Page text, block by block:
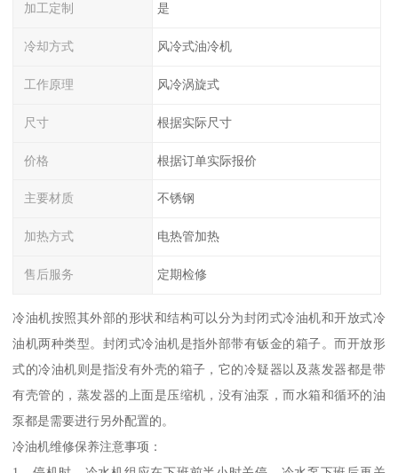
加工定制 是
冷却方式 风冷式油冷机
工作原理 风冷涡旋式
尺寸 根据实际尺寸
价格 根据订单实际报价
主要材质 不锈钢
加热方式 电热管加热
售后服务 定期检修
冷油机按照其外部的形状和结构可以分为封闭式冷油机和开放式冷
油机两种类型。封闭式冷油机是指外部带有钣金的箱子。而开放形
式的冷油机则是指没有外壳的箱子，它的冷疑器以及蒸发器都是带
有壳管的，蒸发器的上面是压缩机，没有油泵，而水箱和循环的油
泵都是需要进行另外配置的。
冷油机维修保养注意事项：